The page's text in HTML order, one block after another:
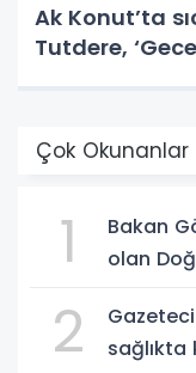
Ak Konut’ta
Tutdere,
Çok Okunanlar
1
Bakan
olan
2
sağlıkta